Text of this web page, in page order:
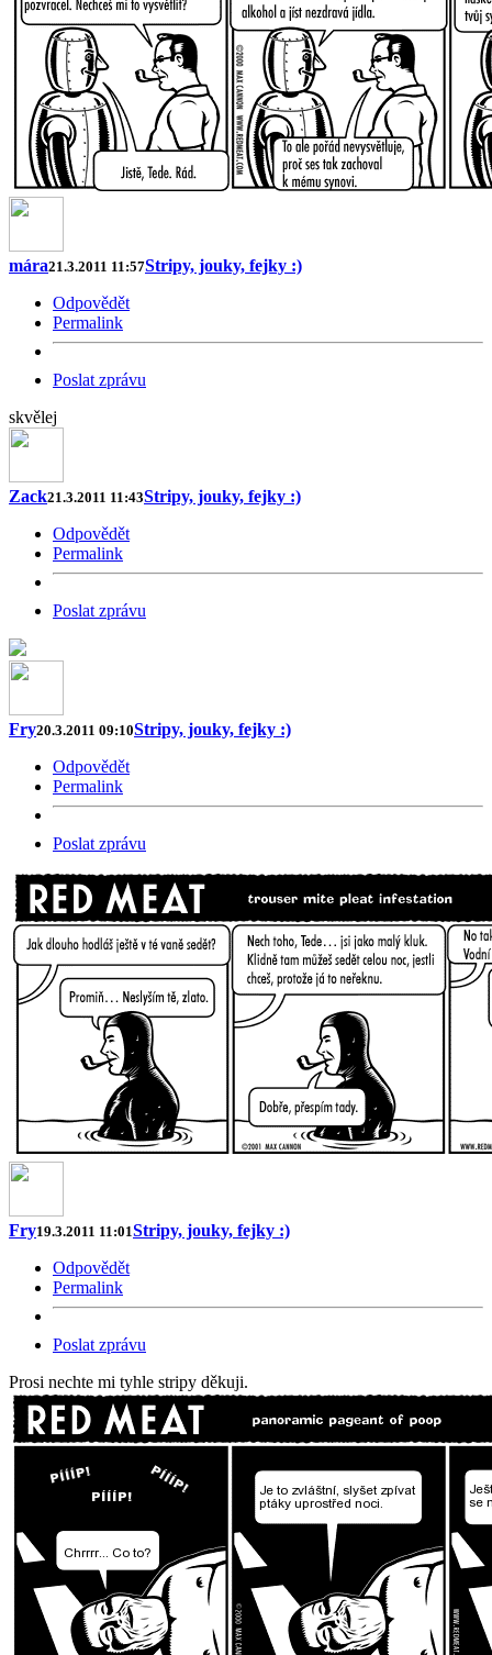
mára21.3.2011 11:57Stripy, jouky, fejky :)
Odpovědět
Permalink
Poslat zprávu
skvělej
Zack21.3.2011 11:43Stripy, jouky, fejky :)
Odpovědět
Permalink
Poslat zprávu
Fry20.3.2011 09:10Stripy, jouky, fejky :)
Odpovědět
Permalink
Poslat zprávu
Fry19.3.2011 11:01Stripy, jouky, fejky :)
Odpovědět
Permalink
Poslat zprávu
Prosi nechte mi tyhle stripy děkuji.